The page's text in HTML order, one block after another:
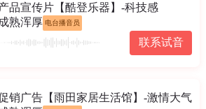
品宣传片【酷登乐器】-科技感
熟浑厚 电台播音员
联系试音
销广告【雨田家居生活馆】-激情大气